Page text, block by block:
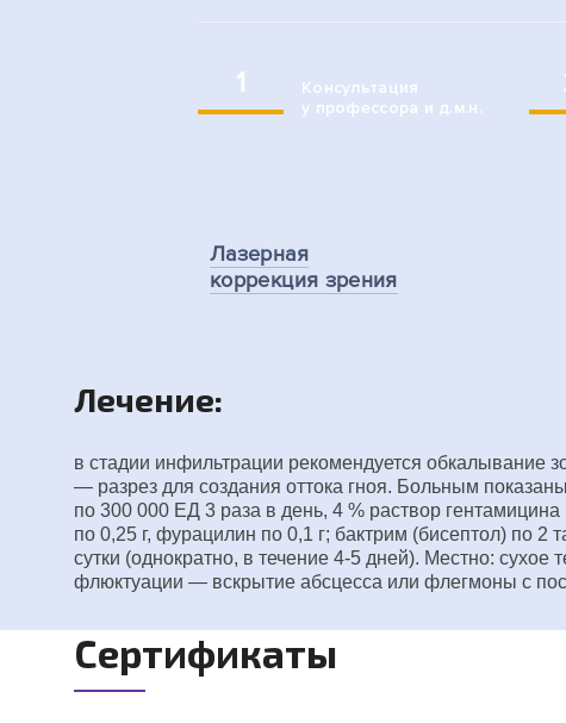
1
Консультация
у профессора и д.м.н.
Лазерная
коррекция зрения
Лечение:
в стадии инфильтрации рекомендуется обкалывание
— разрез для создания оттока гноя. Больным
по 300 000 ЕД 3 раза в день, 4 % раствор
по 0,25 г, фурацилин по 0,1 г; бактрим (бисептол) по 2
сутки (однократно, в течение 4-5 дней). Местно:
флюктуации — вскрытие абсцесса или флегмоны с
Сертификаты